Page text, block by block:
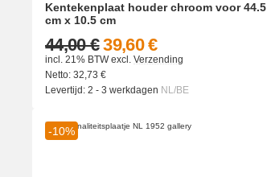
Kentekenplaat houder chroom voor 44.5
cm x 10.5 cm
39,60 €
44,00 €
incl. 21% BTWexcl. Verzending
Netto: 32,73 €
Levertijd: 2 - 3 werkdagen NL/BE
-10%